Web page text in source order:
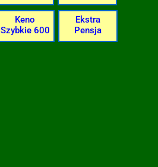
Keno
Szybkie 600
Ekstra
Pensja